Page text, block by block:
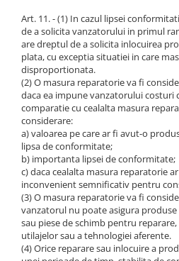
Art. 11. - (1) In cazul lipsei
de a solicita vanzatorului in primul
are dreptul de a solicita inlocuirea
plata, cu exceptia situatiei in care
disproportionata.
(2) O masura reparatorie va fi
daca ea impune vanzatorului costuri
comparatie cu cealalta masura
considerare:
a) valoarea pe care ar fi avut-o
lipsa de conformitate;
b) importanta lipsei de conformitate;
c) daca cealalta masura reparatorie
inconvenient semnificativ pentru
(3) O masura reparatorie va fi
vanzatorul nu poate asigura
sau piese de schimb pentru
utilajelor sau a tehnologiei aferente.
(4) Orice reparare sau inlocuire a